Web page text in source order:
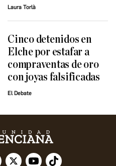
Laura Torlà
Cinco detenidos en
Elche por estafar a
compraventas de oro
con joyas falsificadas
El Debate